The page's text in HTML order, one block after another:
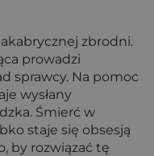
zbrodni.
prowadzi
sprawcy. Na pomoc
wysłany
Śmierć w
staje się obsesją
by rozwiązać tę